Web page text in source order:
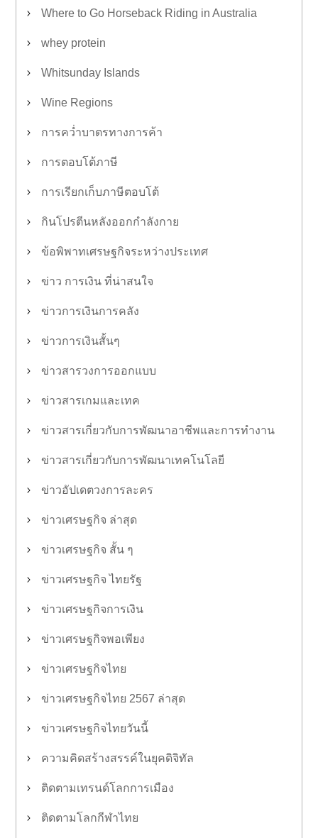
Where to Go Horseback Riding in Australia
whey protein
Whitsunday Islands
Wine Regions
การคว่ำบาตรทางการค้า
การตอบโต้ภาษี
การเรียกเก็บภาษีตอบโต้
กินโปรตีนหลังออกกำลังกาย
ข้อพิพาทเศรษฐกิจระหว่างประเทศ
ข่าว การเงิน ที่น่าสนใจ
ข่าวการเงินการคลัง
ข่าวการเงินสั้นๆ
ข่าวสารวงการออกแบบ
ข่าวสารเกมและเทค
ข่าวสารเกี่ยวกับการพัฒนาอาชีพและการทำงาน
ข่าวสารเกี่ยวกับการพัฒนาเทคโนโลยี
ข่าวอัปเดตวงการละคร
ข่าวเศรษฐกิจ ล่าสุด
ข่าวเศรษฐกิจ สั้น ๆ
ข่าวเศรษฐกิจ ไทยรัฐ
ข่าวเศรษฐกิจการเงิน
ข่าวเศรษฐกิจพอเพียง
ข่าวเศรษฐกิจไทย
ข่าวเศรษฐกิจไทย 2567 ล่าสุด
ข่าวเศรษฐกิจไทยวันนี้
ความคิดสร้างสรรค์ในยุคดิจิทัล
ติดตามเทรนด์โลกการเมือง
ติดตามโลกกีฬาไทย